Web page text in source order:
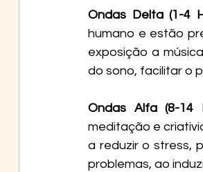
Ondas Delta (1-4
humano e estão
exposição a
do sono, facilitar o
Ondas Alfa (8-14
meditação e
a reduzir o stress,
problemas, ao